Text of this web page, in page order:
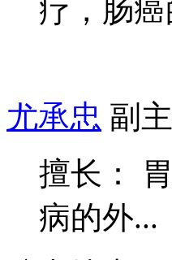
疗，肠癌
尤承忠 副
擅长：
病的外...